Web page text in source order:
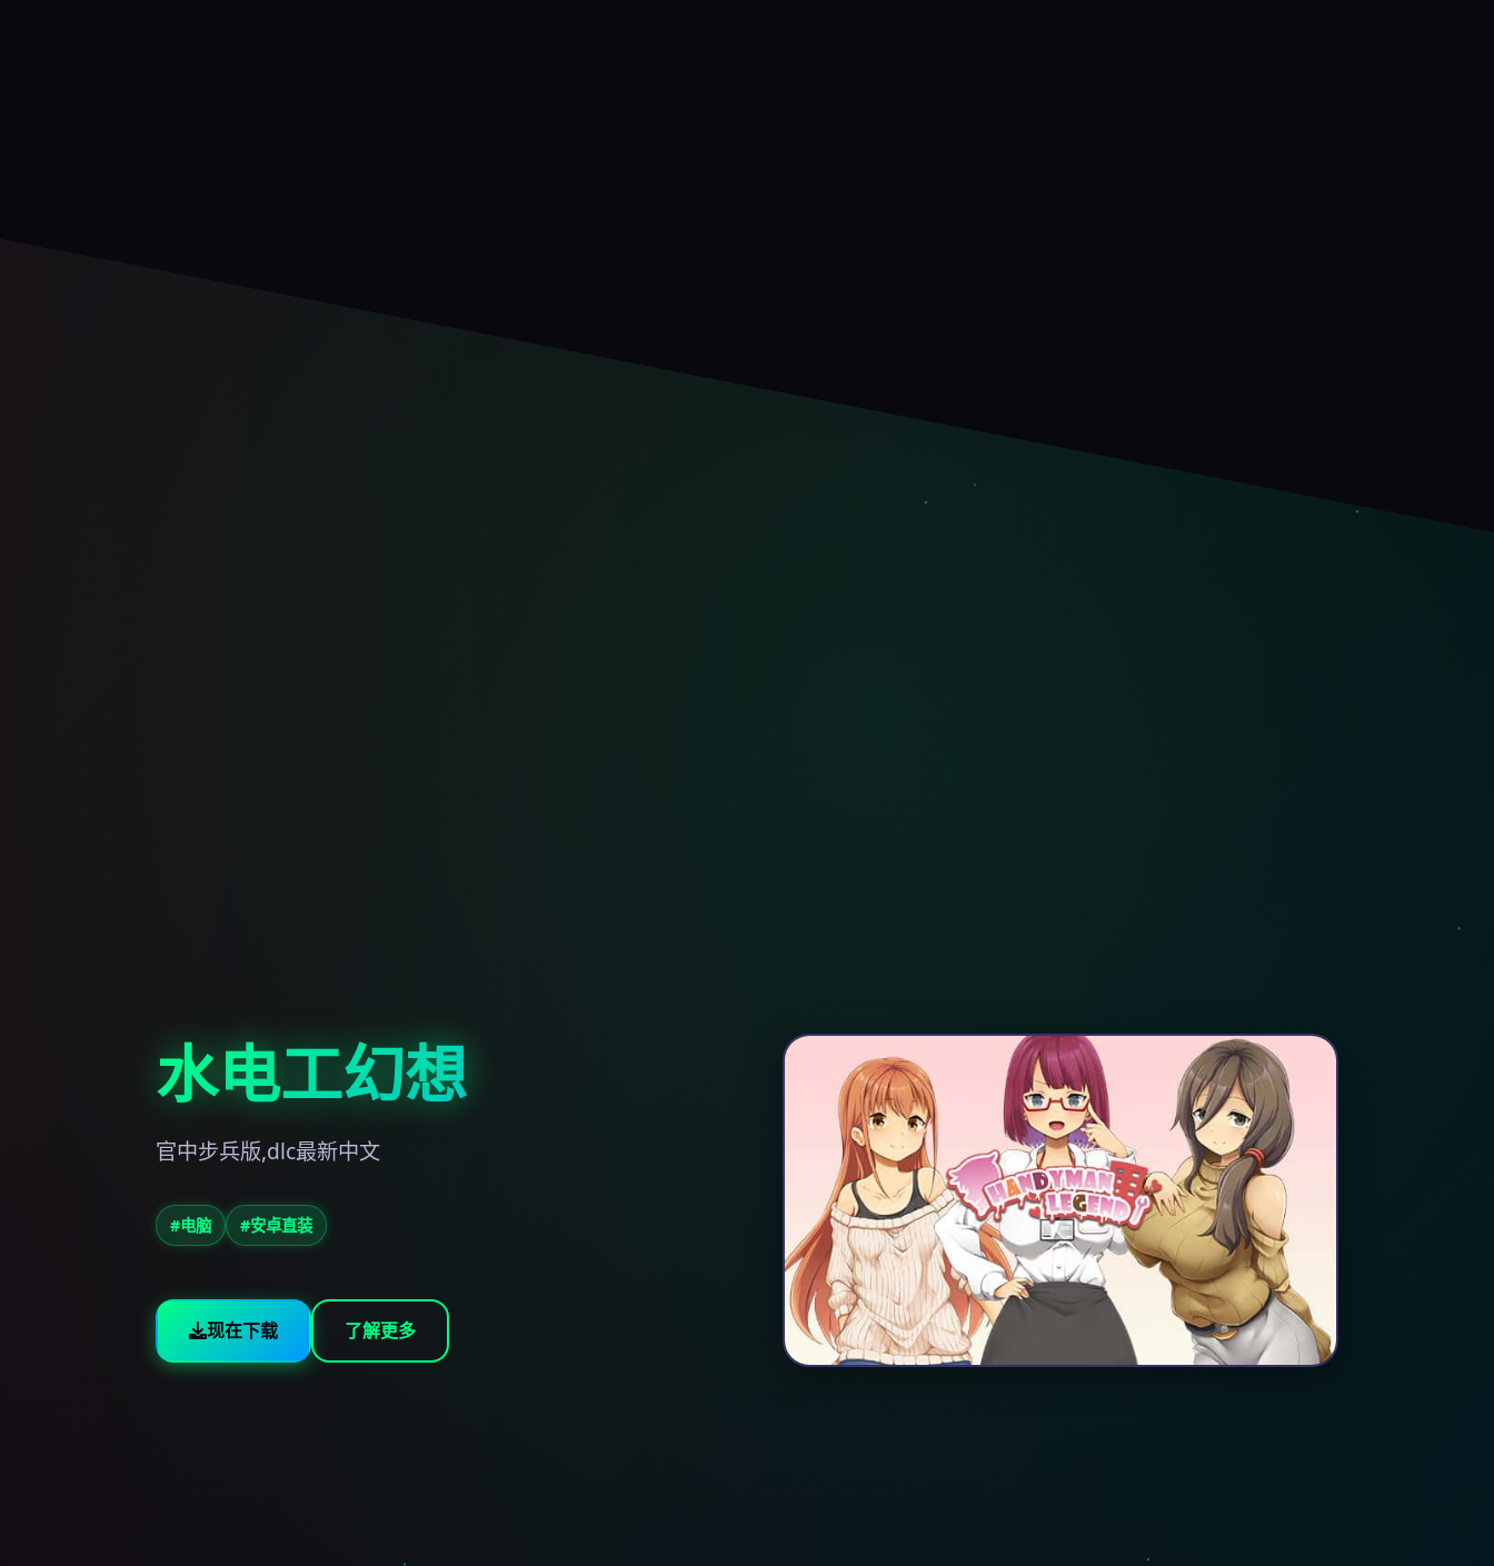
水电工幻想
官中步兵版,dlc最新中文
#电脑 #安卓直装
现在下载 了解更多